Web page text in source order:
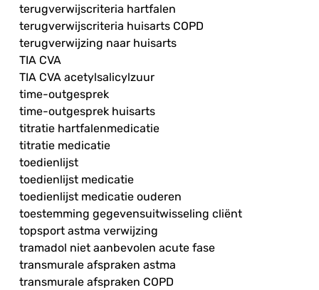
terugverwijscriteria hartfalen
terugverwijscriteria huisarts COPD
terugverwijzing naar huisarts
TIA CVA
TIA CVA acetylsalicylzuur
time-outgesprek
time-outgesprek huisarts
titratie hartfalenmedicatie
titratie medicatie
toedienlijst
toedienlijst medicatie
toedienlijst medicatie ouderen
toestemming gegevensuitwisseling cliënt
topsport astma verwijzing
tramadol niet aanbevolen acute fase
transmurale afspraken astma
transmurale afspraken COPD